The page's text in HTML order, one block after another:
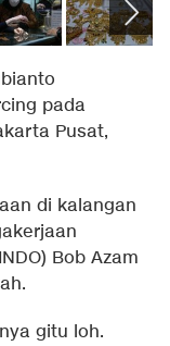
pada
Pusat,
di kalangan
Bob Azam
gitu loh.